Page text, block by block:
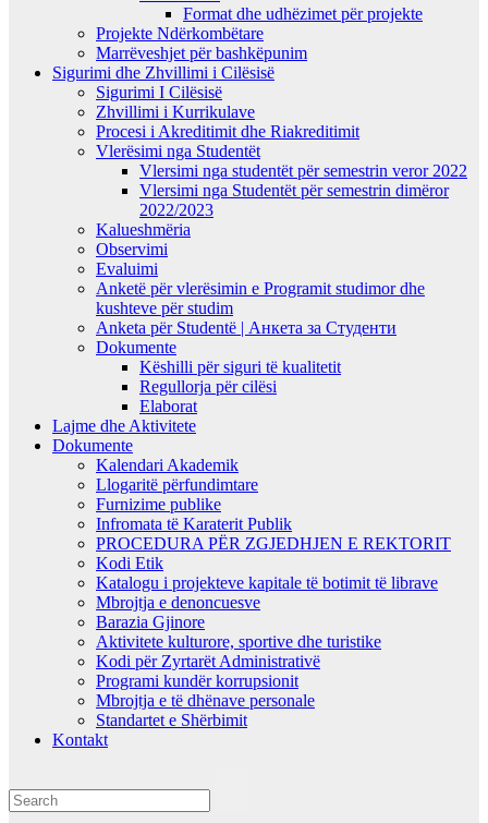
Format dhe udhëzimet për projekte
Projekte Ndërkombëtare
Marrëveshjet për bashkëpunim
Sigurimi dhe Zhvillimi i Cilësisë
Sigurimi I Cilësisë
Zhvillimi i Kurrikulave
Procesi i Akreditimit dhe Riakreditimit
Vlerësimi nga Studentët
Vlersimi nga studentët për semestrin veror 2022
Vlersimi nga Studentët për semestrin dimëror
2022/2023
Kalueshmëria
Observimi
Evaluimi
Anketë për vlerësimin e Programit studimor dhe
kushteve për studim
Anketa për Studentë | Анкета за Студенти
Dokumente
Këshilli për siguri të kualitetit
Regullorja për cilësi
Elaborat
Lajme dhe Aktivitete
Dokumente
Kalendari Akademik
Llogaritë përfundimtare
Furnizime publike
Infromata të Karaterit Publik
PROCEDURA PËR ZGJEDHJEN E REKTORIT
Kodi Etik
Katalogu i projekteve kapitale të botimit të librave
Mbrojtja e denoncuesve
Barazia Gjinore
Aktivitete kulturore, sportive dhe turistike
Kodi për Zyrtarët Administrativë
Programi kundër korrupsionit
Mbrojtja e të dhënave personale
Standartet e Shërbimit
Kontakt